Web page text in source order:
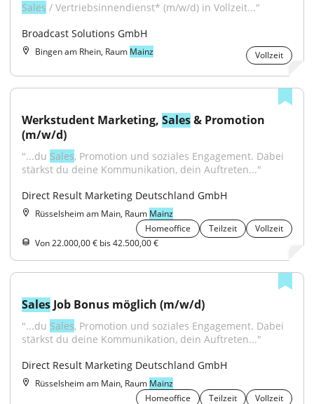
Sales / Vertriebsinnendienst* (m/w/d) in Vollzeit..."
Broadcast Solutions GmbH
Bingen am Rhein, Raum Mainz Vollzeit
Werkstudent Marketing, Sales & Promotion
(m/w/d)
"...du Sales, Promotion und soziales Engagement. Dabei
stärkst du deine Kommunikation, dein Auftreten..."
Direct Result Marketing Deutschland GmbH
Rüsselsheim am Main, Raum Mainz
Homeoffice
Teilzeit
Vollzeit
Von 22.000,00 € bis 42.500,00 €
Sales Job Bonus möglich (m/w/d)
"...du Sales, Promotion und soziales Engagement. Dabei
stärkst du deine Kommunikation, dein Auftreten..."
Direct Result Marketing Deutschland GmbH
Rüsselsheim am Main, Raum Mainz
Homeoffice
Teilzeit
Vollzeit